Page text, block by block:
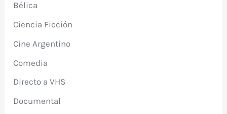
Bélica
Ciencia Ficción
Cine Argentino
Comedia
Directo a VHS
Documental